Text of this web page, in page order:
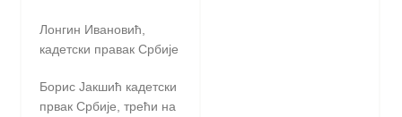
Лонгин Ивановић,
кадетски правак Србије
Борис Јакшић кадетски
првак Србије, трећи на